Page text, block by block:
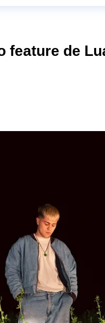
feature de